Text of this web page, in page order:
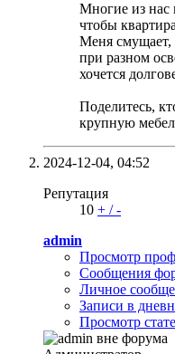
Многие из нас
чтобы
Меня смущает,
при разном
хочется
Поделитесь,
крупную
2024-12-04, 04:52
Репутация
10 + /-
admin
Просмотр
Сообщения
Личное
Записи в
Просмотр